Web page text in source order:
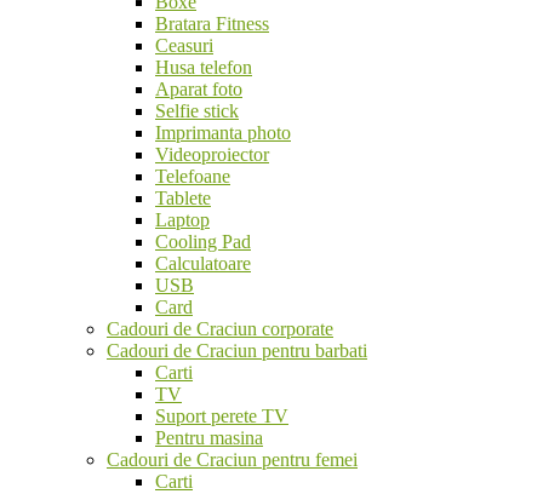
Bratara Fitness
Ceasuri
Husa telefon
Aparat foto
Selfie stick
Imprimanta photo
Videoproiector
Telefoane
Tablete
Laptop
Cooling Pad
Calculatoare
USB
Card
Cadouri de Craciun corporate
Cadouri de Craciun pentru barbati
Carti
TV
Suport perete TV
Pentru masina
Cadouri de Craciun pentru femei
Carti